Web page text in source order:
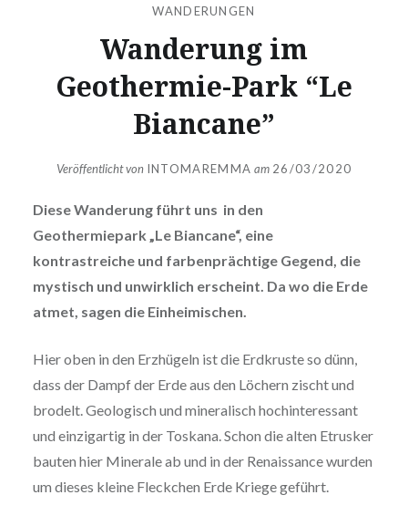
WANDERUNGEN
Wanderung im
Geothermie-Park “Le
Biancane”
Veröffentlicht von INTOMAREMMA am 26/03/2020
Diese Wanderung führt uns in den
Geothermiepark „Le Biancane“, eine
kontrastreiche und farbenprächtige Gegend, die
mystisch und unwirklich erscheint. Da wo die Erde
atmet, sagen die Einheimischen.
Hier oben in den Erzhügeln ist die Erdkruste so dünn,
dass der Dampf der Erde aus den Löchern zischt und
brodelt. Geologisch und mineralisch hochinteressant
und einzigartig in der Toskana. Schon die alten Etrusker
bauten hier Minerale ab und in der Renaissance wurden
um dieses kleine Fleckchen Erde Kriege geführt.